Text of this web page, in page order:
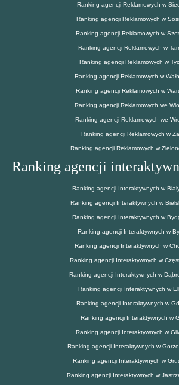
Ranking agencji Reklamowych w
Ranking agencji Reklamowych w
Ranking agencji Reklamowych w
Ranking agencji Reklamowych w
Ranking agencji Reklamowych w
Ranking agencji Reklamowych w
Ranking agencji Reklamowych w
Ranking agencji Reklamowych we
Ranking agencji Reklamowych we
Ranking agencji Reklamowych w
Ranking agencji Reklamowych w
Ranking agencji
Ranking agencji Interaktywnych w
Ranking agencji Interaktywnych w
Ranking agencji Interaktywnych w
Ranking agencji Interaktywnych w
Ranking agencji Interaktywnych w
Ranking agencji Interaktywnych w
Ranking agencji Interaktywnych w
Ranking agencji Interaktywnych w
Ranking agencji Interaktywnych w
Ranking agencji Interaktywnych w
Ranking agencji Interaktywnych w
Ranking agencji Interaktywnych w
Ranking agencji Interaktywnych w
Ranking agencji Interaktywnych w